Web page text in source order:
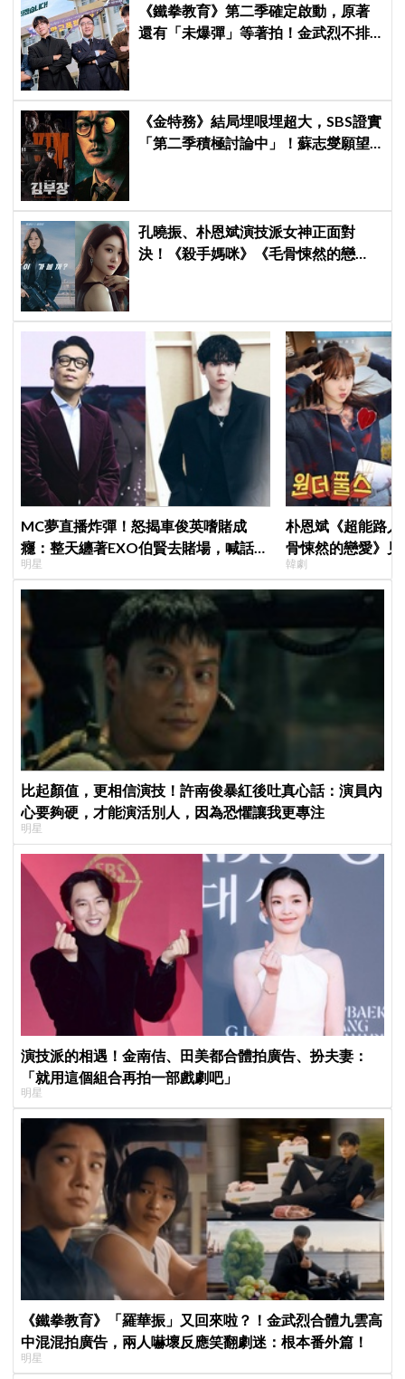
《鐵拳教育》第二季確定啟動，原著
還有「未爆彈」等著拍！金武烈不排
《金特務》結局埋哏埋超大，SBS證實
「第二季積極討論中」！蘇志燮願望
孔曉振、朴恩斌演技派女神正面對
決！《殺手媽咪》《毛骨悚然的戀
MC夢直播炸彈！怒揭車俊英嗜賭成
癮：整天纏著EXO伯賢去賭場，喊話
「伯賢啊，男人就是要會賭」
明星
朴恩斌《超能路
骨悚然的戀愛》
演技獲讚「信看演
韓劇
比起顏值，更相信演技！許南俊暴紅後吐真心話：演員內
心要夠硬，才能演活別人，因為恐懼讓我更專注
明星
演技派的相遇！金南佶、田美都合體拍廣告、扮夫妻：
「就用這個組合再拍一部戲劇吧」
明星
《鐵拳教育》「羅華振」又回來啦？！金武烈合體九雲高
中混混拍廣告，兩人嚇壞反應笑翻劇迷：根本番外篇！
明星